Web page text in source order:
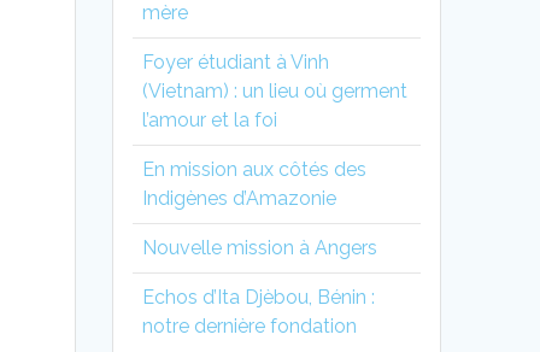
mère
Foyer étudiant à Vinh
(Vietnam) : un lieu où germent
l’amour et la foi
En mission aux côtés des
Indigènes d’Amazonie
Nouvelle mission à Angers
Echos d’Ita Djèbou, Bénin :
notre dernière fondation